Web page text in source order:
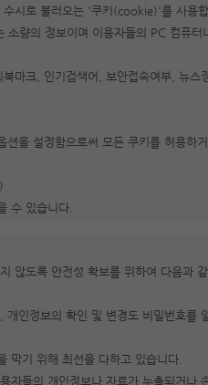
수시로 불러오는 '쿠키(cookie)'를 사용
량의 정보이며 이용자들의 PC 컴퓨
마크, 인기검색어, 보안접속여부, 뉴
을 설정함으로써 모든 쿠키를 허용하
수 있습니다.
않도록 안전성 확보를 위하여 다음과
인정보의 확인 및 변경도 비밀번호를
막기 위해 최선을 다하고 있습니다.
자들의 개인정보나 자료가 누출되거